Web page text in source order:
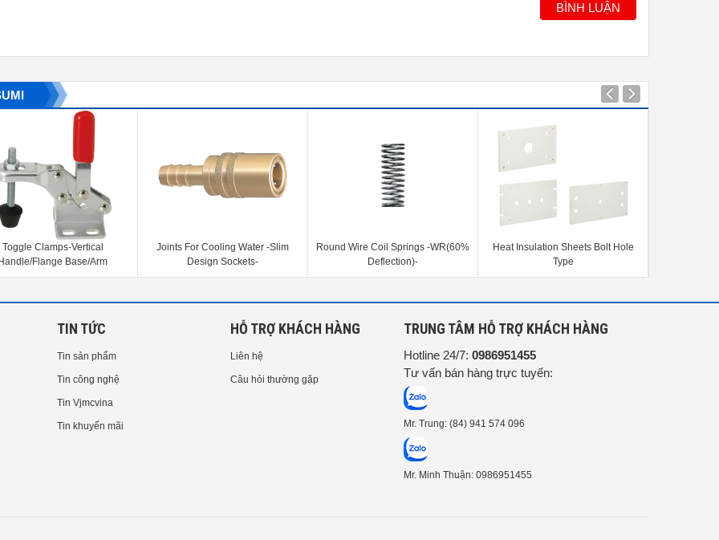
BÌNH LUẬN
Toggle Clamps-Vertical
Flange Base/Arm
80°/Handle 88°
Joints For Cooling Water -Slim
Design Sockets-
Round Wire Coil Springs -WR(60%
Deflection)-
Heat Insulation Sheets Bolt Hole
Type
TIN TỨC
Tin sản phẩm
Tin công nghệ
Tin Vjmcvina
Tin khuyến mãi
HỖ TRỢ KHÁCH HÀNG
Liên hệ
Câu hỏi thường gặp
TRUNG TÂM HỖ TRỢ KHÁCH HÀNG
Hotline 24/7: 0986951455
Tư vấn bán hàng trực tuyến:
Mr. Trung: (84) 941 574 096
Mr. Minh Thuận: 0986951455